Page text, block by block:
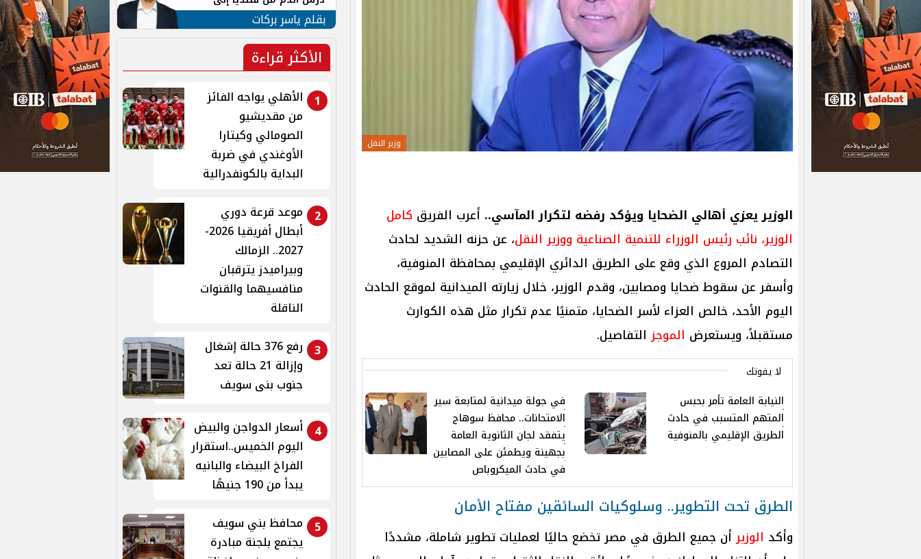
وزير النقل
الوزير يعزي أهالي الضحايا ويؤكد رفضه لتكرار المآسي.. أعرب الفريق كامل
الوزير، نائب رئيس الوزراء للتنمية الصناعية ووزير النقل، عن حزنه الشديد لحادث
التصادم المروع الذي وقع على الطريق الدائري الإقليمي بمحافظة المنوفية،
وأسفر عن سقوط ضحايا ومصابين، وقدم الوزير، خلال زيارته الميدانية لموقع الحادث
اليوم الأحد، خالص العزاء لأسر الضحايا، متمنيًا عدم تكرار مثل هذه الكوارث
مستقبلاً، ويستعرض الموجزالتفاصيل.
لا يفوتك
النيابة العامة تأمر بحبس
المتهم المتسبب في حادث
الطريق الإقليمي بالمنوفية
في جولة ميدانية لمتابعة سير
الامتحانات.. محافظ سوهاج
يتفقد لجان الثانوية العامة
بجهينة ويطمئن على المصابين
في حادث الميكروباص
الطرق تحت التطوير.. وسلوكيات السائقين مفتاح الأمان
وأكد الوزيرأن جميع الطرق في مصر تخضع حاليًا لعمليات تطوير شاملة، مشددًا
جنوب لبنان
بقلم ياسر بركات
الأكثر قراءة
1
الأهلي يواجه الفائز
من مقديشيو
الصومالي وكيتارا
الأوغندي في ضربة
البداية بالكونفدرالية
2
موعد قرعة دوري
أبطال أفريقيا 2026-
2027.. الزمالك
وبيراميدز يترقبان
منافسيهما والقنوات
الناقلة
3
رفع 376 حالة إشغال
وإزالة 21 حالة تعد
جنوب بنى سويف
4
أسعار الدواجن والبيض
اليوم الخميس..استقرار
الفراخ البيضاء والبانيه
يبدأ من 190 جنيهًا
5
محافظ بني سويف
يجتمع بلجنة مبادرة